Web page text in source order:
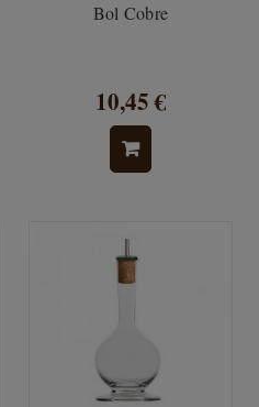
Bol Cobre
10,45 €